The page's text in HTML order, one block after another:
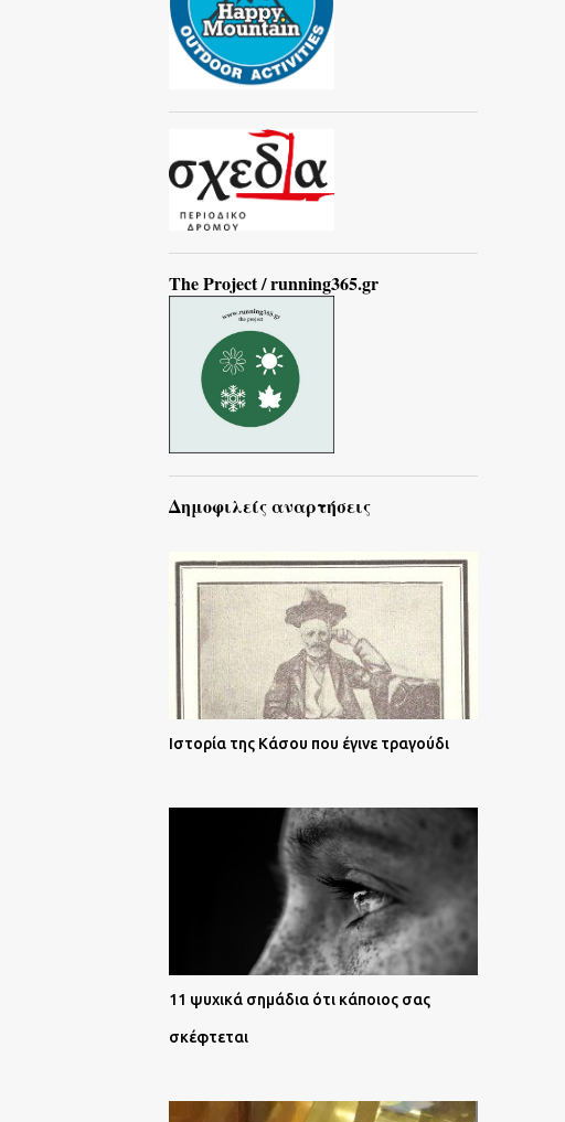
The Project / running365.gr
Δημοφιλείς αναρτήσεις
Ιστορία της Κάσου που έγινε τραγούδι
11 ψυχικά σημάδια ότι κάποιος σας
σκέφτεται